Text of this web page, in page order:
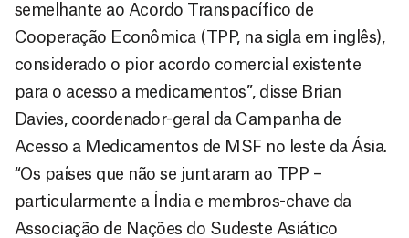
semelhante ao Acordo Transpacífico de
Cooperação Econômica (TPP, na sigla em inglês),
considerado o pior acordo comercial existente
para o acesso a medicamentos”, disse Brian
Davies, coordenador-geral da Campanha de
Acesso a Medicamentos de MSF no leste da Ásia.
“Os países que não se juntaram ao TPP –
particularmente a Índia e membros-chave da
Associação de Nações do Sudeste Asiático